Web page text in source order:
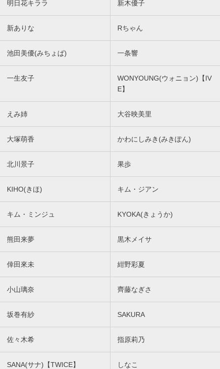
明日花キララ 新木優子
新ありな Rちゃん
池田美優(みちょぱ) 一条響
一生友子
WONYOUNG(ウォニョン)【IV
E】
えみ姉 大谷映美里
大塚萌香 かわにしみき(みきぽん)
北川景子 果歩
KIHO(きほ) キム・ジアン
キム・ミンジュ KYOKA(きょうか)
熊田来夢 黒木メイサ
倖田來未 紺野彩夏
小山璃奈 齊藤なぎさ
坂巻有紗 SAKURA
佐々木希 指原莉乃
SANA(サナ)【TWICE】 しなこ